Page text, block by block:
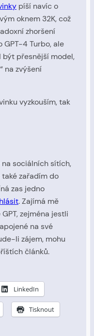
píší navíc o
oknem 32K, což
zhoršení
GPT-4 Turbo, ale
být přesnější model,
na zvýšení
vyzkouším, tak
sociálních sítích,
zařadím do
zas jedno
. Zajímá mě
zejména jestli
na své
li zájem, mohu
článků.
LinkedIn
Tisknout